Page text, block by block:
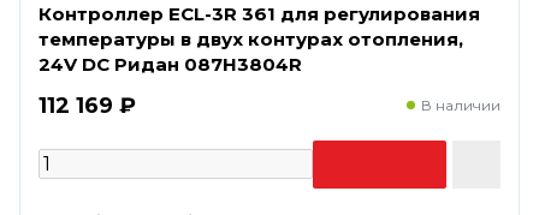
Контроллер ECL-3R 361 для регулирования
температуры в двух контурах отопления,
24V DC Ридан 087H3804R
112 169 ₽ В наличии